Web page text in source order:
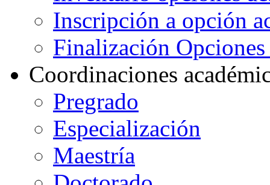
Inscripción a opción
Finalización Opciones
Coordinaciones
Pregrado
Especialización
Maestría